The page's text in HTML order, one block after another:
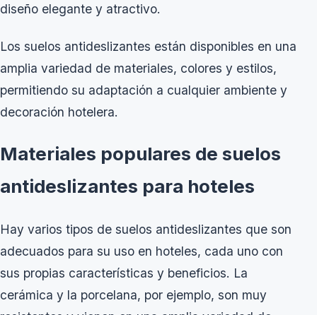
diseño elegante y atractivo.
Los suelos antideslizantes están disponibles en una
amplia variedad de materiales, colores y estilos,
permitiendo su adaptación a cualquier ambiente y
decoración hotelera.
Materiales populares de suelos
antideslizantes para hoteles
Hay varios tipos de suelos antideslizantes que son
adecuados para su uso en hoteles, cada uno con
sus propias características y beneficios. La
cerámica y la porcelana, por ejemplo, son muy